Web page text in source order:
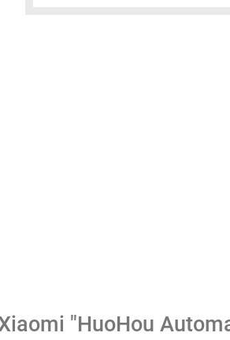
"HuoHou